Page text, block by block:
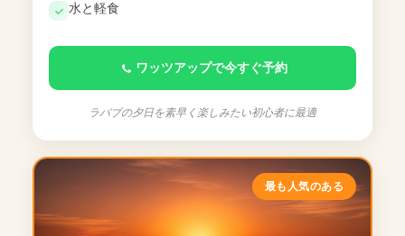
水と軽食
ワッツアップで今すぐ予約
ラバブの夕日を素早く楽しみたい初心者に最適
最も人気のある